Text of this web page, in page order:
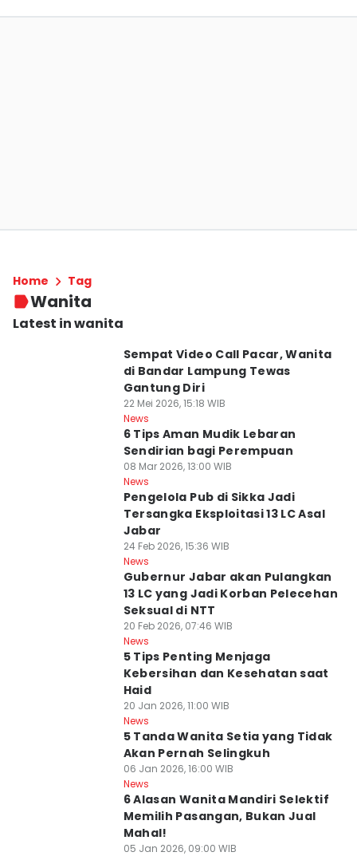
Home Tag
Wanita
Latest in wanita
Sempat Video Call Pacar, Wanita
di Bandar Lampung Tewas
Gantung Diri
22 Mei 2026, 15:18 WIB
News
6 Tips Aman Mudik Lebaran
Sendirian bagi Perempuan
08 Mar 2026, 13:00 WIB
News
Pengelola Pub di Sikka Jadi
Tersangka Eksploitasi 13 LC Asal
Jabar
24 Feb 2026, 15:36 WIB
News
Gubernur Jabar akan Pulangkan
13 LC yang Jadi Korban Pelecehan
Seksual di NTT
20 Feb 2026, 07:46 WIB
News
5 Tips Penting Menjaga
Kebersihan dan Kesehatan saat
Haid
20 Jan 2026, 11:00 WIB
News
5 Tanda Wanita Setia yang Tidak
Akan Pernah Selingkuh
06 Jan 2026, 16:00 WIB
News
6 Alasan Wanita Mandiri Selektif
Memilih Pasangan, Bukan Jual
Mahal!
05 Jan 2026, 09:00 WIB